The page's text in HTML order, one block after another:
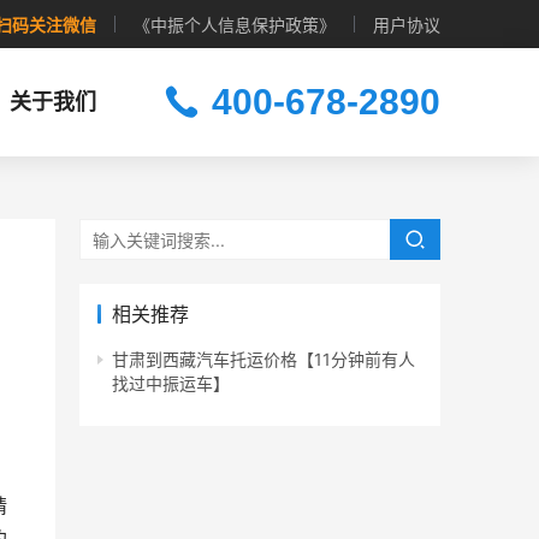
码关注微信 《中振个人信息保护政策》 用户协议
关于我们 400-678-2890
相关推荐
甘肃到西藏汽车托运价格【11分钟前有人
找过中振运车】